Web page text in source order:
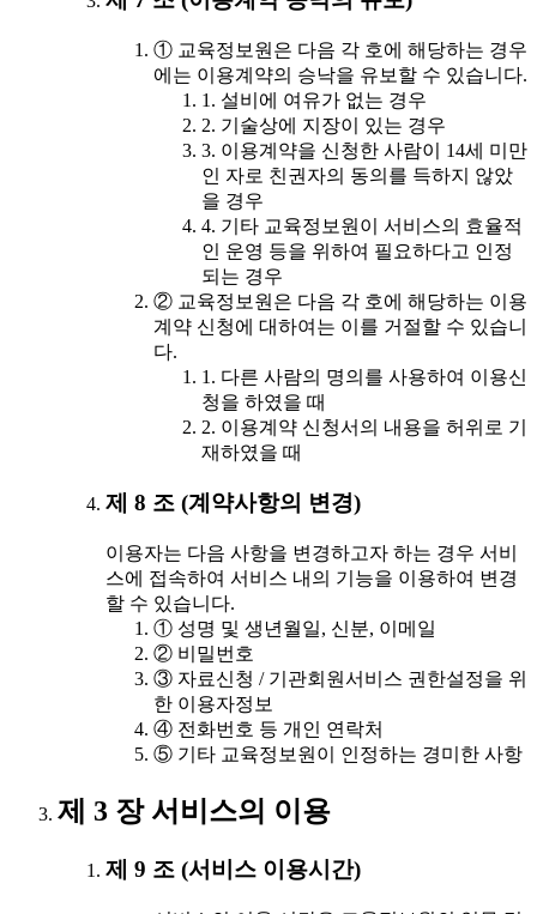
① 교육정보원은 다음 각 호에 해당하는 경우
에는 이용계약의 승낙을 유보할 수 있습니다.
1. 설비에 여유가 없는 경우
2. 기술상에 지장이 있는 경우
3. 이용계약을 신청한 사람이 14세 미만
인 자로 친권자의 동의를 득하지 않았
을 경우
4. 기타 교육정보원이 서비스의 효율적
인 운영 등을 위하여 필요하다고 인정
되는 경우
② 교육정보원은 다음 각 호에 해당하는 이용
계약 신청에 대하여는 이를 거절할 수 있습니
다.
1. 다른 사람의 명의를 사용하여 이용신
청을 하였을 때
2. 이용계약 신청서의 내용을 허위로 기
재하였을 때
제 8 조 (계약사항의 변경)
이용자는 다음 사항을 변경하고자 하는 경우 서비
스에 접속하여 서비스 내의 기능을 이용하여 변경
할 수 있습니다.
① 성명 및 생년월일, 신분, 이메일
② 비밀번호
③ 자료신청 / 기관회원서비스 권한설정을 위
한 이용자정보
④ 전화번호 등 개인 연락처
⑤ 기타 교육정보원이 인정하는 경미한 사항
제 3 장 서비스의 이용
제 9 조 (서비스 이용시간)